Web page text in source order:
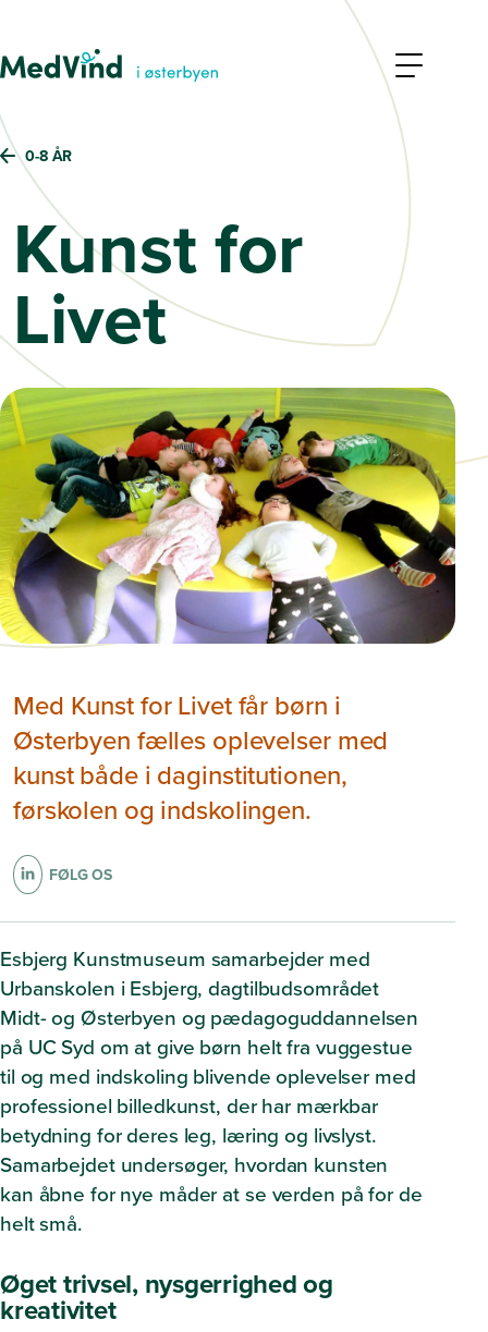
0-8 ÅR
Kunst for
Livet
Med Kunst for Livet får børn i
Østerbyen fælles oplevelser med
kunst både i daginstitutionen,
førskolen og indskolingen.
FØLG OS
Esbjerg Kunstmuseum samarbejder med
Urbanskolen i Esbjerg, dagtilbudsområdet
Midt- og Østerbyen og pædagoguddannelsen
på UC Syd om at give børn helt fra vuggestue
til og med indskoling blivende oplevelser med
professionel billedkunst, der har mærkbar
betydning for deres leg, læring og livslyst.
Samarbejdet undersøger, hvordan kunsten
kan åbne for nye måder at se verden på for de
helt små.
Øget trivsel, nysgerrighed og
kreativitet